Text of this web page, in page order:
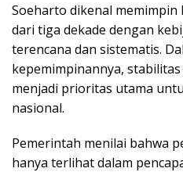
Soeharto dikenal memimpin
dari tiga dekade dengan
terencana dan sistematis.
kepemimpinannya,
menjadi prioritas utama
nasional.
Pemerintah menilai bahwa
hanya terlihat dalam